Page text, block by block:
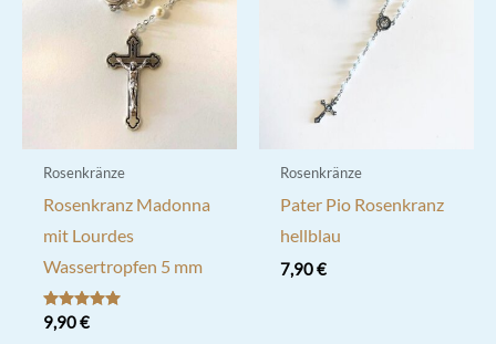
Rosenkränze
Rosenkranz Madonna
mit Lourdes
Wassertropfen 5 mm
Bewertet mit
5.00
9,90€
Rosenkränze
Pater Pio Rosenkranz
hellblau
7,90€